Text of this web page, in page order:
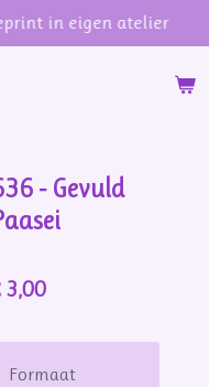
in eigen atelier
- Gevuld
3,00
Formaat